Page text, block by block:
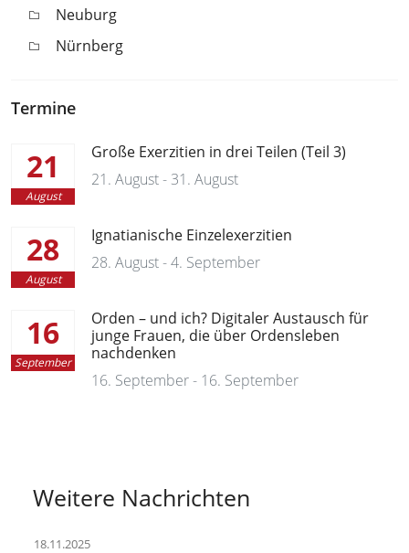
Neuburg
Nürnberg
Termine
21
August
Große Exerzitien in drei Teilen (Teil 3)
21. August - 31. August
28
August
Ignatianische Einzelexerzitien
28. August - 4. September
16
September
Orden – und ich? Digitaler Austausch für
junge Frauen, die über Ordensleben
nachdenken
16. September - 16. September
Weitere Nachrichten
18.11.2025